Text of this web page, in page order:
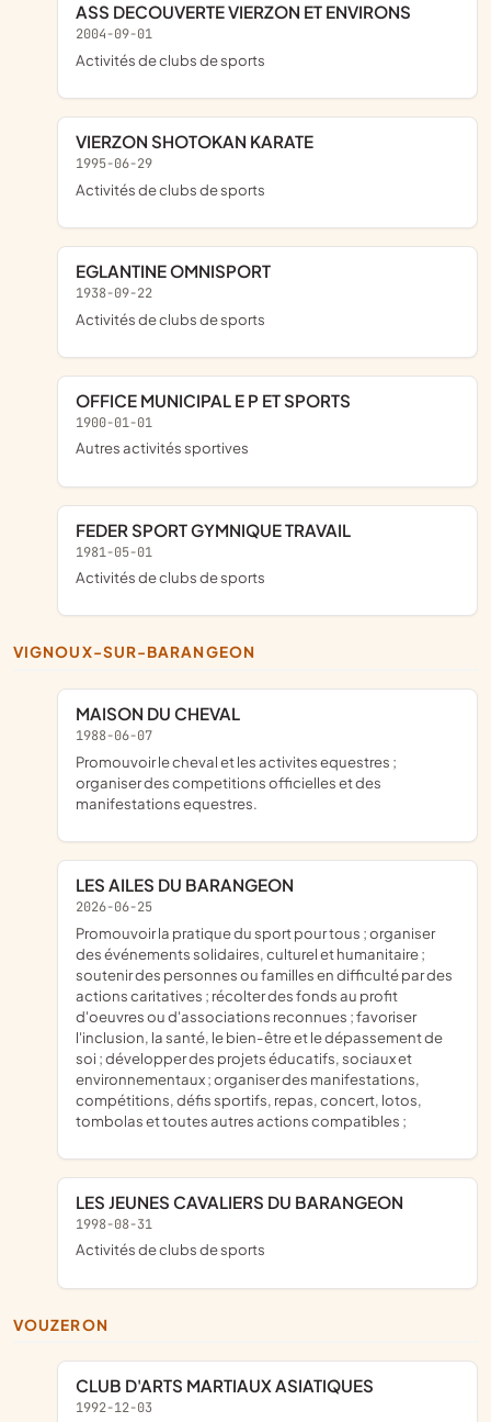
ASS DECOUVERTE VIERZON ET ENVIRONS
2004-09-01
Activités de clubs de sports
VIERZON SHOTOKAN KARATE
1995-06-29
Activités de clubs de sports
EGLANTINE OMNISPORT
1938-09-22
Activités de clubs de sports
OFFICE MUNICIPAL E P ET SPORTS
1900-01-01
Autres activités sportives
FEDER SPORT GYMNIQUE TRAVAIL
1981-05-01
Activités de clubs de sports
VIGNOUX-SUR-BARANGEON
MAISON DU CHEVAL
1988-06-07
Promouvoir le cheval et les activites equestres ;
organiser des competitions officielles et des
manifestations equestres.
LES AILES DU BARANGEON
2026-06-25
promouvoir la pratique du sport pour tous ; organiser
des événements solidaires, culturel et humanitaire ;
soutenir des personnes ou familles en difficulté par des
actions caritatives ; récolter des fonds au profit
d'oeuvres ou d'associations reconnues ; favoriser
l'inclusion, la santé, le bien-être et le dépassement de
soi ; développer des projets éducatifs, sociaux et
environnementaux ; organiser des manifestations,
compétitions, défis sportifs, repas, concert, lotos,
tombolas et toutes autres actions compatibles ;
LES JEUNES CAVALIERS DU BARANGEON
1998-08-31
Activités de clubs de sports
VOUZERON
CLUB D'ARTS MARTIAUX ASIATIQUES
1992-12-03